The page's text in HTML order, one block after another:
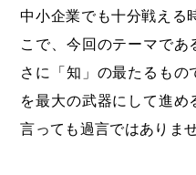
中小企業でも十分戦える
こで、今回のテーマであ
さに「知」の最たるもの
を最大の武器にして進め
言っても過言ではありませ